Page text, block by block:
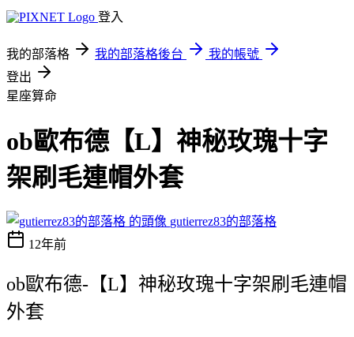
登入
我的部落格 我的部落格後台
我的帳號
登出
星座算命
ob歐布德【L】神秘玫瑰十字
架刷毛連帽外套
gutierrez83的部落格
12年前
ob歐布德-【L】神秘玫瑰十字架刷毛連帽
外套